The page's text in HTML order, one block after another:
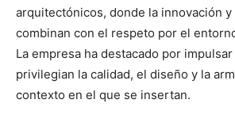
arquitectónicos, donde la innovación
combinan con el respeto por el
La empresa ha destacado por
privilegian la calidad, el diseño y la
contexto en el que se insertan.